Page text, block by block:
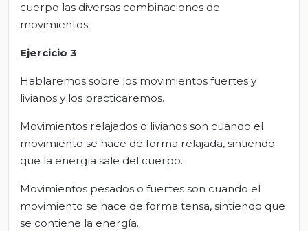
cuerpo las diversas combinaciones de
movimientos:
Ejercicio 3
Hablaremos sobre los movimientos fuertes y
livianos y los practicaremos.
Movimientos relajados o livianos son cuando el
movimiento se hace de forma relajada, sintiendo
que la energía sale del cuerpo.
Movimientos pesados o fuertes son cuando el
movimiento se hace de forma tensa, sintiendo que
se contiene la energía.